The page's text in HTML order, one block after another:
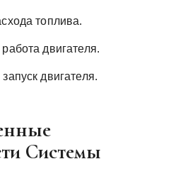
топлива.
двигателя.
двигателя.
Системы